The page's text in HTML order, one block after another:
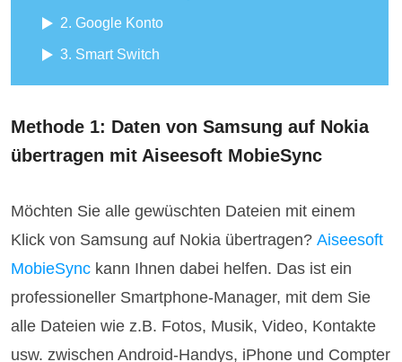
2. Google Konto
3. Smart Switch
Methode 1: Daten von Samsung auf Nokia
übertragen mit Aiseesoft MobieSync
Möchten Sie alle gewüschten Dateien mit einem
Klick von Samsung auf Nokia übertragen?Aiseesoft
MobieSync kann Ihnen dabei helfen. Das ist ein
professioneller Smartphone-Manager, mit dem Sie
alle Dateien wie z.B. Fotos, Musik, Video, Kontakte
usw. zwischen Android-Handys, iPhone und Compter